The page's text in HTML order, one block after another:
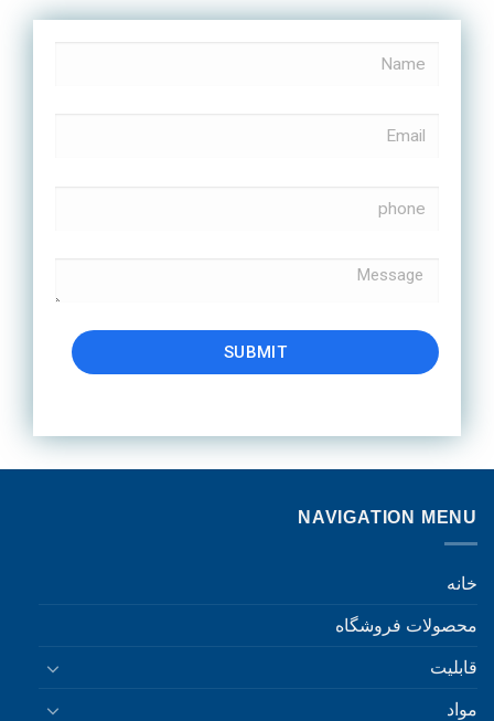
SUBMIT
NAVIGATION MENU
خانه
محصولات فروشگاه
قابلیت
مواد